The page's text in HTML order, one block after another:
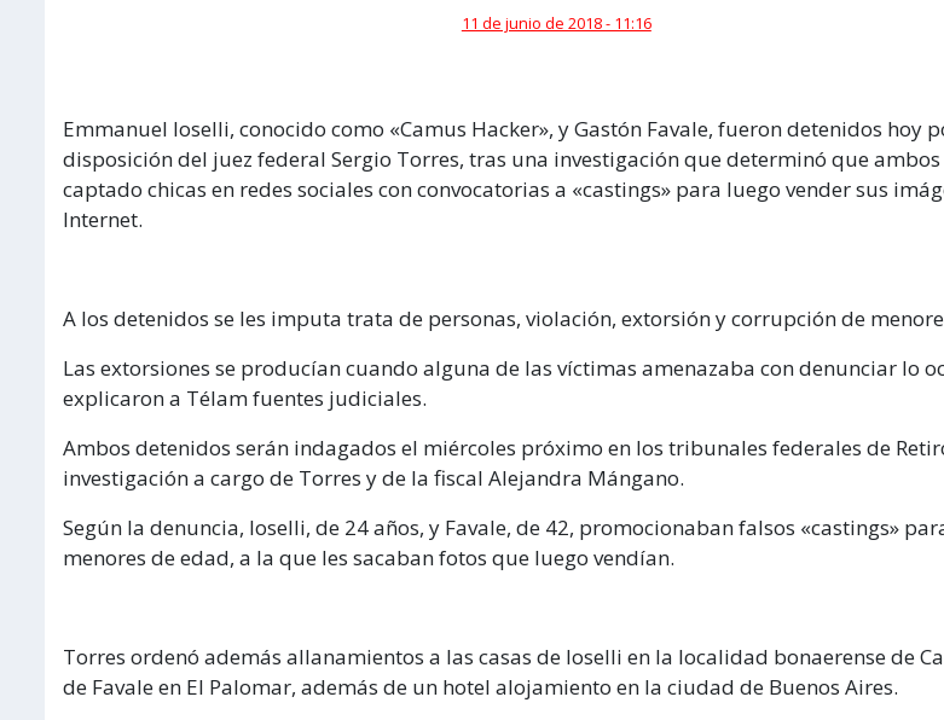
11 de junio de 2018 - 11:16
Emmanuel Ioselli, conocido como «Camus Hacker», y Gastón Favale, fueron detenidos hoy
disposición del juez federal Sergio Torres, tras una investigación que determinó que
captado chicas en redes sociales con convocatorias a «castings» para luego vender sus
Internet.
A los detenidos se les imputa trata de personas, violación, extorsión y corrupción de
Las extorsiones se producían cuando alguna de las víctimas amenazaba con denunciar lo
explicaron a Télam fuentes judiciales.
Ambos detenidos serán indagados el miércoles próximo en los tribunales federales de
investigación a cargo de Torres y de la fiscal Alejandra Mángano.
Según la denuncia, Ioselli, de 24 años, y Favale, de 42, promocionaban falsos «castings»
menores de edad, a la que les sacaban fotos que luego vendían.
Torres ordenó además allanamientos a las casas de Ioselli en la localidad bonaerense de
de Favale en El Palomar, además de un hotel alojamiento en la ciudad de Buenos Aires.